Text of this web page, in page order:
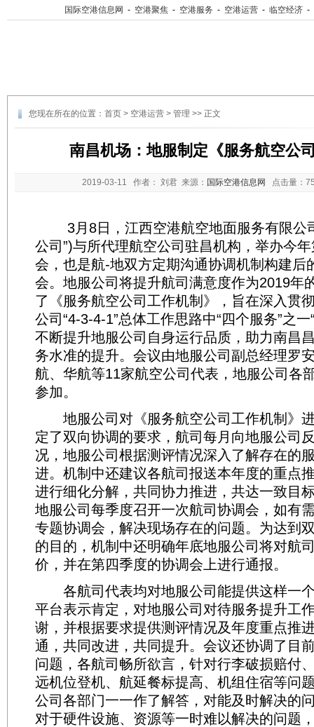
国际空港信息网 - 空港聚焦 - 空港服务 - 空港运营 - 临空经济 -
您现在所在的位置： 首页 > 空港运营 > 管理 >> 正文
南昌机场：地服制定《服务航空公
2019-03-11 作者： 刘君 来源： 国际空港信息网 点击量：
3月8日，江西空港航空地面服务有限公
公司”)与所代理航空公司驻昌机构，举办今
会，也是航-地双方定期沟通协调机制构建后
会。地服公司将提升航司满意度作为2019年
了《服务航空公司工作机制》，旨在深入贯
公司“4-3-4-1”总体工作思路中“四个服务”之
不断提升地服公司自身运行品质，助力南昌
务水准的提升。会议由地服公司副总经理罗
航、华航等11家航空公司代表，地服公司各
参加。
地服公司对《服务航空公司工作机制》
定了双向协调的要求，航司每月向地服公司
况，地服公司根据测评情况深入了解存在的
进。机制中还建议各航司报送本年度的重点
进行细化分解，共同协力推进，共达一致目
地服公司每季度召开一次航司协调会，如有
专题协调会，解决现场存在的问题。为达到
的目的，机制中还明确年底地服公司将对航
价，并在第四季度的协调会上进行通报。
各航司代表均对地服公司能提供这样一
平台表示肯定，对地服公司对待服务提升工
谢，并根据要求提供测评情况及年度重点推
通，共同改进，共同提升。会议还协调了目
问题，各航司畅所欲言，针对行李破损赔付
远机位登机、航延餐标提高、机组住宿等问
公司各部门一一作了解答，对能及时解决的
对于硬件设施、资源等一时难以解决的问题